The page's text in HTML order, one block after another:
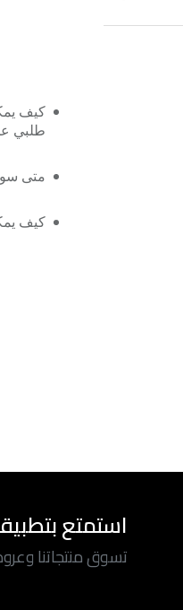
كيف
طلبي
متى
كيف
استمتع
تسوق منتجاتنا